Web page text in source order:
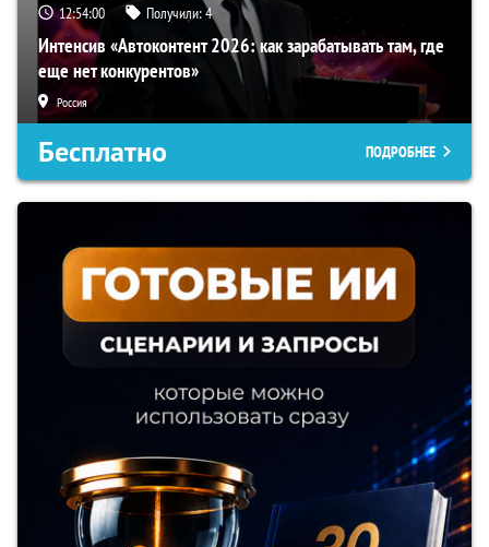
12:54:00 Получили:4
Интенсив «Автоконтент 2026: как зарабатывать там, где
еще нет конкурентов»
Россия
Бесплатно ПОДРОБНЕЕ